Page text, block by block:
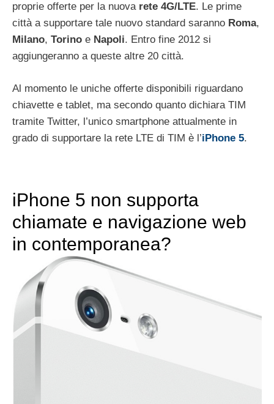
proprie offerte per la nuova rete 4G/LTE. Le prime
città a supportare tale nuovo standard saranno Roma,
Milano, Torino e Napoli. Entro fine 2012 si
aggiungeranno a queste altre 20 città.
Al momento le uniche offerte disponibili riguardano
chiavette e tablet, ma secondo quanto dichiara TIM
tramite Twitter, l’unico smartphone attualmente in
grado di supportare la rete LTE di TIM è l’iPhone 5.
iPhone 5 non supporta
chiamate e navigazione web
in contemporanea?